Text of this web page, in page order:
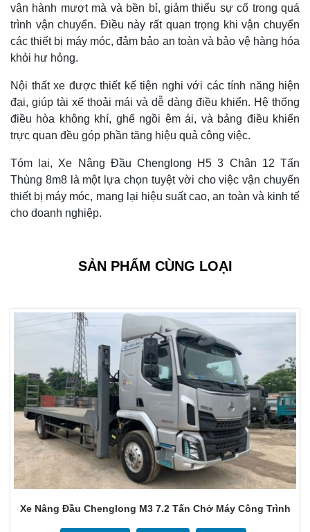
vận hành mượt mà và bền bỉ, giảm thiểu sự cố trong quá
trình vận chuyển. Điều này rất quan trọng khi vận chuyển
các thiết bị máy móc, đảm bảo an toàn và bảo vệ hàng hóa
khỏi hư hỏng.
Nội thất xe được thiết kế tiện nghi với các tính năng hiện
đại, giúp tài xế thoải mái và dễ dàng điều khiển. Hệ thống
điều hòa không khí, ghế ngồi êm ái, và bảng điều khiển
trực quan đều góp phần tăng hiệu quả công việc.
Tóm lại, Xe Nâng Đầu Chenglong H5 3 Chân 12 Tấn
Thùng 8m8 là một lựa chọn tuyệt vời cho việc vận chuyển
thiết bị máy móc, mang lại hiệu suất cao, an toàn và kinh tế
cho doanh nghiệp.
SẢN PHẨM CÙNG LOẠI
Xe Nâng Đầu Chenglong M3 7.2 Tấn Chở Máy Công Trình